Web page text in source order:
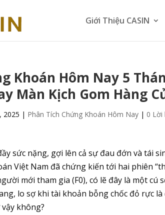
Giới Thiệu CASIN
Khoán Hôm Nay 5
Màn Kịch Gom Hàng
2025 | Phân Tích Chứng Khoán Hôm Nay | 0 Lời
sức nặng, gợi lên cả sự đau đớn và tái
Việt Nam đã chứng kiến tới hai phiên
mới tham gia (F0), có lẽ đây là một cú
lo sợ khi tài khoản bỗng chốc đỏ rực
không?